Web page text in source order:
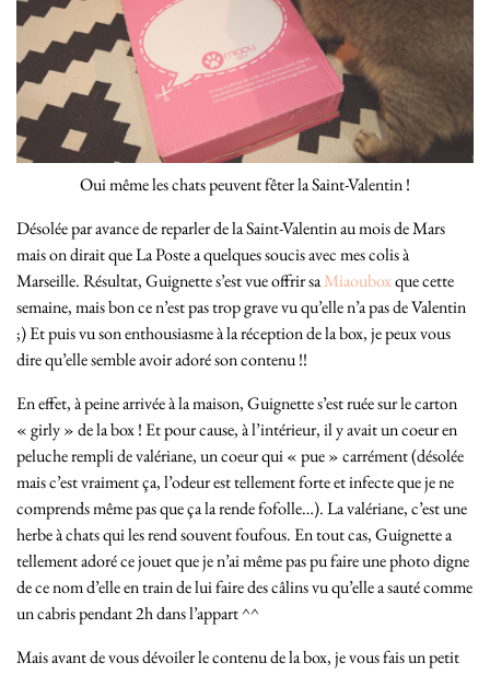
Oui même les chats peuvent fêter la Saint-Valentin !
Désolée par avance de reparler de la Saint-Valentin au mois de Mars
mais on dirait que La Poste a quelques soucis avec mes colis à
Marseille. Résultat, Guignette s’est vue offrir saMiaouboxque cette
semaine, mais bon ce n’est pas trop grave vu qu’elle n’a pas de Valentin
;) Et puis vu son enthousiasme à la réception de la box, je peux vous
dire qu’elle semble avoir adoré son contenu !!
En effet, à peine arrivée à la maison, Guignette s’est ruée sur le carton
« girly » de la box ! Et pour cause, à l’intérieur, il y avait un coeur en
peluche rempli de valériane, un coeur qui « pue » carrément (désolée
mais c’est vraiment ça, l’odeur est tellement forte et infecte que je ne
comprends même pas que ça la rende fofolle…). La valériane, c’est une
herbe à chats qui les rend souvent foufous. En tout cas, Guignette a
tellement adoré ce jouet que je n’ai même pas pu faire une photo digne
de ce nom d’elle en train de lui faire des câlins vu qu’elle a sauté comme
un cabris pendant 2h dans l’appart ^^
Mais avant de vous dévoiler le contenu de la box, je vous fais un petit